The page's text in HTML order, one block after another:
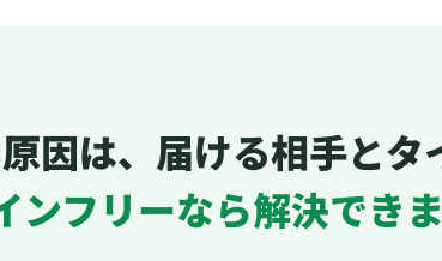
因は、届ける相手とタ
ンフリーなら解決できま